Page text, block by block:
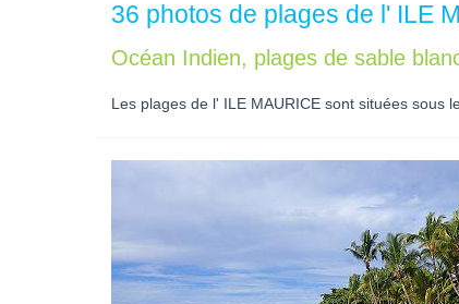
36 photos de plages de l' ILE
Océan Indien, plages de sable
Les plages de l' ILE MAURICE sont situées